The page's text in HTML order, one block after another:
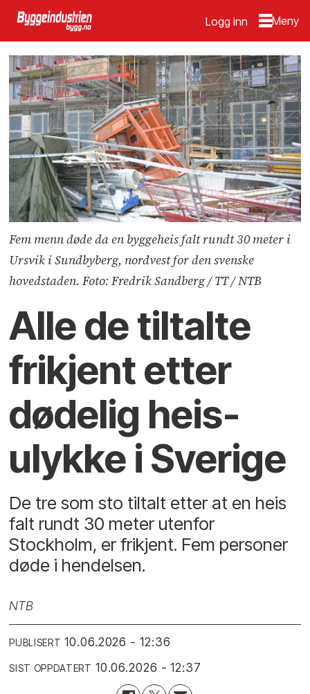
Logg inn
Fem menn døde da en byggeheis falt rundt 30 meter i
Ursvik i Sundbyberg, nordvest for den svenske
hovedstaden. Foto: Fredrik Sandberg / TT / NTB
Alle de tiltalte
frikjent etter
dødelig heis­
ulykke i Sverige
De tre som sto tiltalt etter at en heis
falt rundt 30 meter utenfor
Stockholm, er frikjent. Fem personer
døde i hendelsen.
NTB
PUBLISERT 10.06.2026 - 12:36
SIST OPPDATERT 10.06.2026 - 12:37